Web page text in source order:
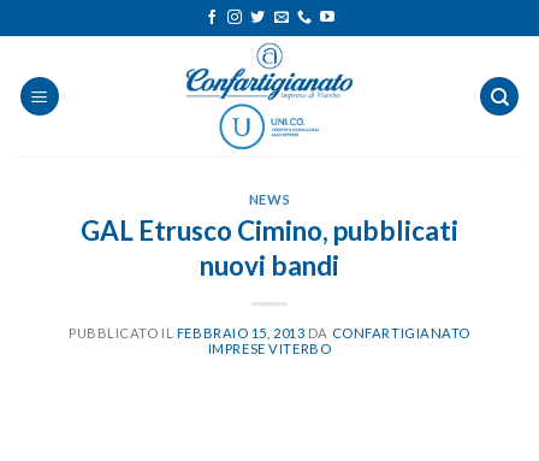
ai
contenuti
NEWS
GAL Etrusco Cimino, pubblicati
nuovi bandi
PUBBLICATO IL FEBBRAIO 15, 2013 DA CONFARTIGIANATO
IMPRESE VITERBO